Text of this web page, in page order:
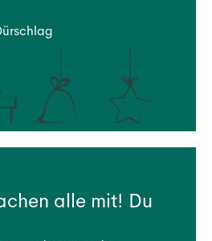
alle mit! Du